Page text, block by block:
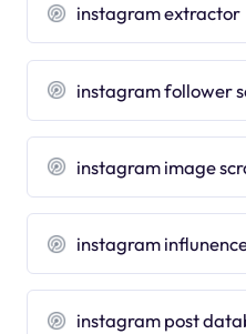
instagram extractor
instagram follower
instagram image
instagram
instagram post